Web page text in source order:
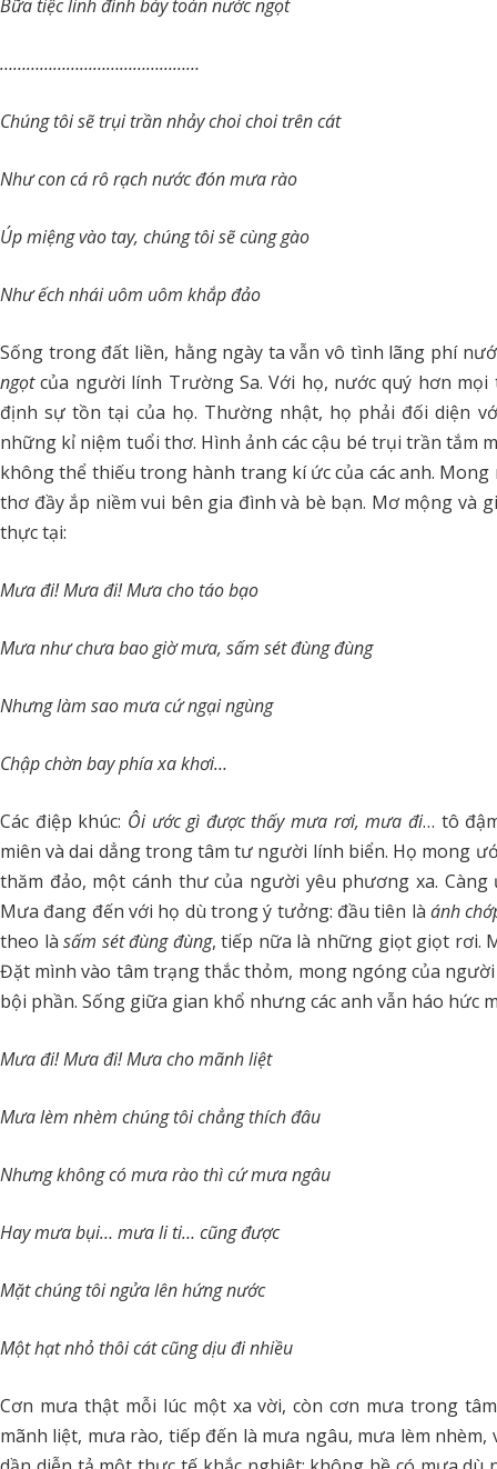
Bữa tiệc linh đình bày toàn nước ngọt
………………………………………
Chúng tôi sẽ trụi trần nhảy choi choi trên cát
Như con cá rô rạch nước đón mưa rào
Úp miệng vào tay, chúng tôi sẽ cùng gào
Như ếch nhái uôm uôm khắp đảo
Sống trong đất liền, hằng ngày ta vẫn vô tình lãng phí
ngọtcủa người lính Trường Sa. Với họ, nước quý hơn
định sự tồn tại của họ. Thường nhật, họ phải đối diện
những kỉ niệm tuổi thơ. Hình ảnh các cậu bé trụi trần tắm
không thể thiếu trong hành trang kí ức của các anh.
thơ đầy ắp niềm vui bên gia đình và bè bạn. Mơ mộng
thực tại:
Mưa đi! Mưa đi! Mưa cho táo bạo
Mưa như chưa bao giờ mưa, sấm sét đùng đùng
Nhưng làm sao mưa cứ ngại ngùng
Chập chờn bay phía xa khơi…
Các điệp khúc: Ôi ước gì được thấy mưa rơi, mưa đi… tô
miên và dai dẳng trong tâm tư người lính biển. Họ mong
thăm đảo, một cánh thư của người yêu phương xa.
Mưa đang đến với họ dù trong ý tưởng: đầu tiên là ánh
theo làsấm sét đùng đùng, tiếp nữa là những giọt giọt rơi.
Đặt mình vào tâm trạng thắc thỏm, mong ngóng của
bội phần. Sống giữa gian khổ nhưng các anh vẫn háo hức
Mưa đi! Mưa đi! Mưa cho mãnh liệt
Mưa lèm nhèm chúng tôi chẳng thích đâu
Nhưng không có mưa rào thì cứ mưa ngâu
Hay mưa bụi… mưa li ti… cũng được
Mặt chúng tôi ngửa lên hứng nước
Một hạt nhỏ thôi cát cũng dịu đi nhiều
Cơn mưa thật mỗi lúc một xa vời, còn cơn mưa trong
mãnh liệt, mưa rào, tiếp đến là mưa ngâu, mưa lèm